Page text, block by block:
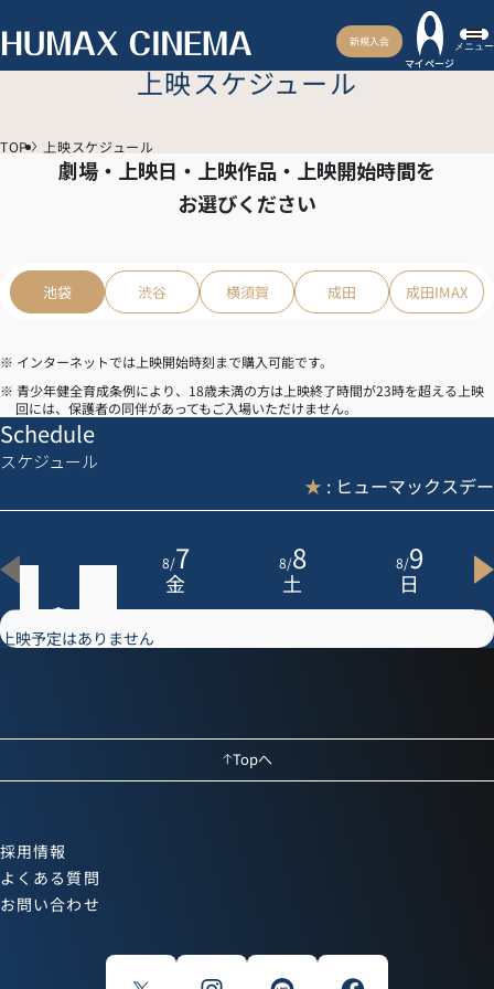
新規入会
マイページ
メニュー
上映スケジュール
TOP 上映スケジュール
劇場・上映日・上映作品・上映開始時間を
お選びください
池袋 渋谷 横須賀 成田 成田IMAX
※ インターネットでは上映開始時刻まで購入可能です。
※ 青少年健全育成条例により、18歳未満の方は上映終了時間が23時を超える上映
回には、保護者の同伴があってもご入場いただけません。
Schedule
スケジュール
★ : ヒューマックスデー
8/7
金
8/8
土
8/9
日
上映予定はありません
Topへ
採用情報
よくある質問
お問い合わせ